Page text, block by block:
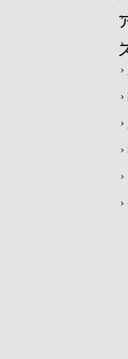
chevron_right
chevron_right
chevron_right
chevron_right
chevron_right
chevron_right
chevron_right
chevron_right